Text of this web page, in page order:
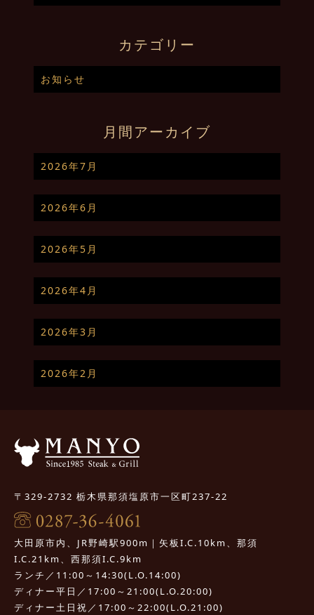
カテゴリー
お知らせ
月間アーカイブ
2026年7月
2026年6月
2026年5月
2026年4月
2026年3月
2026年2月
〒329-2732 栃木県那須塩原市一区町237-22
大田原市内、JR野崎駅900m｜矢板I.C.10km、那須
I.C.21km、西那須I.C.9km
ランチ／11:00～14:30(L.O.14:00)
ディナー平日／17:00～21:00(L.O.20:00)
ディナー土日祝／17:00～22:00(L.O.21:00)